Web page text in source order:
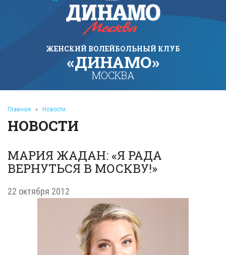
ЖЕНСКИЙ ВОЛЕЙБОЛЬНЫЙ КЛУБ
«ДИНАМО»
МОСКВА
Главная » Новости
НОВОСТИ
МАРИЯ ЖАДАН: «Я РАДА
ВЕРНУТЬСЯ В МОСКВУ!»
22 октября 2012